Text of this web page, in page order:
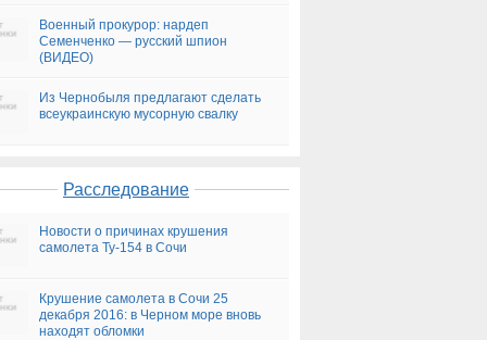
Военный прокурор: нардеп
Семенченко — русский шпион
(ВИДЕО)
Из Чернобыля предлагают сделать
всеукраинскую мусорную свалку
Расследование
Новости о причинах крушения
самолета Ту-154 в Сочи
Крушение самолета в Сочи 25
декабря 2016: в Черном море вновь
находят обломки